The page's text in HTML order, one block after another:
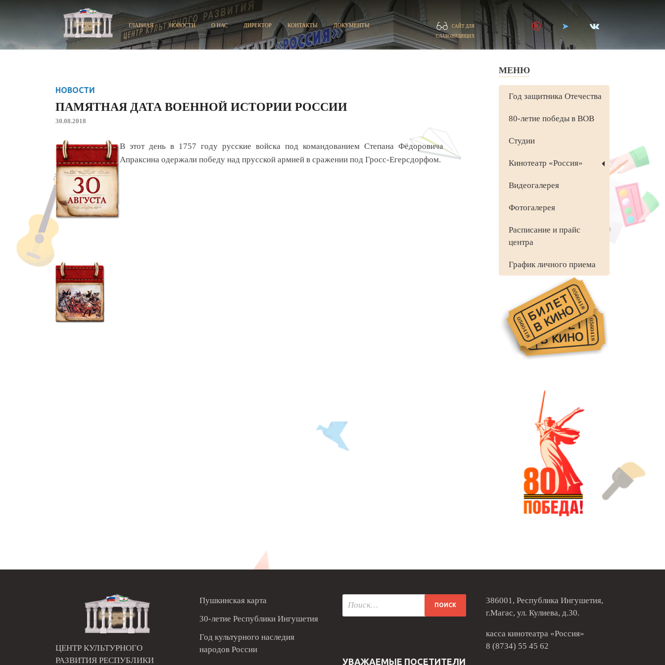
САЙТ ДЛЯ
СЛАБОВИДЯЩИХ
ГЛАВНАЯ НОВОСТИ О НАС ДИРЕКТОР КОНТАКТЫ ДОКУМЕНТЫ
НОВОСТИ
ПАМЯТНАЯ ДАТА ВОЕННОЙ ИСТОРИИ РОССИИ
30.08.2018
В этот день в 1757 году русские войска под командованием Степана Фёдоровича
Апраксина одержали победу над прусской армией в сражении под Гросс-Егерсдорфом.
МЕНЮ
Год защитника Отечества
80-летие победы в ВОВ
Студии
Кинотеатр «Россия»
Видеогалерея
Фотогалерея
Расписание и прайс
центра
График личного приема
ЦЕНТР КУЛЬТУРНОГО
РАЗВИТИЯ РЕСПУБЛИКИ
Пушкинская карта
30-летие Республики Ингушетия
Год культурного наследия
народов России
УВАЖАЕМЫЕ ПОСЕТИТЕЛИ
386001, Республика Ингушетия,
г.Магас, ул. Кулиева, д.30.
касса кинотеатра «Россия»
8 (8734) 55 45 62